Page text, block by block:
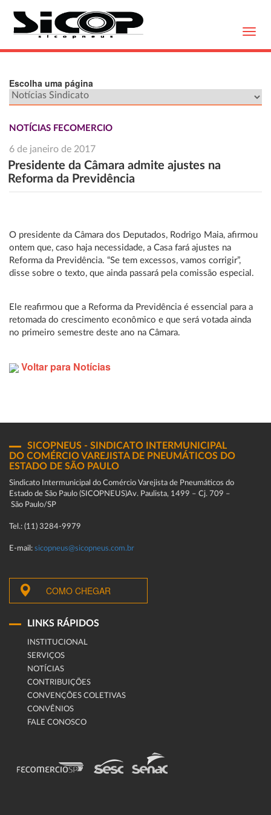
Escolha uma página
NOTÍCIAS FECOMERCIO
6 de janeiro de 2017
Presidente da Câmara admite ajustes na
Reforma da Previdência
O presidente da Câmara dos Deputados, Rodrigo Maia, afirmou
ontem que, caso haja necessidade, a Casa fará ajustes na
Reforma da Previdência. “Se tem excessos, vamos corrigir”,
disse sobre o texto, que ainda passará pela comissão especial.
Ele reafirmou que a Reforma da Previdência é essencial para a
retomada do crescimento econômico e que será votada ainda
no primeiro semestre deste ano na Câmara.
Voltar para Notícias
SICOPNEUS - SINDICATO INTERMUNICIPAL
DO COMÉRCIO VAREJISTA DE PNEUMÁTICOS DO
ESTADO DE SÃO PAULO
Sindicato Intermunicipal do Comércio Varejista de Pneumáticos do
Estado de São Paulo (SICOPNEUS)Av. Paulista, 1499 – Cj. 709 –
São Paulo/SP
Tel.: (11) 3284-9979
E-mail: sicopneus@sicopneus.com.br
COMO CHEGAR
LINKS RÁPIDOS
INSTITUCIONAL
SERVIÇOS
NOTÍCIAS
CONTRIBUIÇÕES
CONVENÇÕES COLETIVAS
CONVÊNIOS
FALE CONOSCO